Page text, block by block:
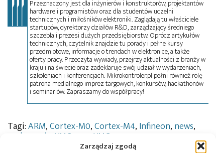
Zarządzaj zgodą
Przeznaczony jest dla inżynierów i konstruktorów, projektantów
hardware i programistów oraz dla studentów uczelni
technicznych i miłośników elektroniki. Zaglądają tu właściciele
startupów, dyrektorzy działów R&D, zarządzający średniego
szczebla i prezesi dużych przedsiębiorstw. Oprócz artykułów
technicznych, czytelnik znajdzie tu porady i pełne kursy
przedmiotowe, informacje o trendach w elektronice, a także
oferty pracy. Przeczyta wywiady, przejrzy aktualności z branży w
kraju i na świecie oraz zadeklaruje swój udział w wydarzeniach,
szkoleniach i konferencjach. Mikrokontroler.pl pełni również rolę
patrona medialnego imprez targowych, konkursów, hackathonów
i seminariów. Zapraszamy do współpracy!
Tagi:ARM,Cortex-M0,Cortex-M4, Infineon, news,
podzespoły XMC1000 XMC4000